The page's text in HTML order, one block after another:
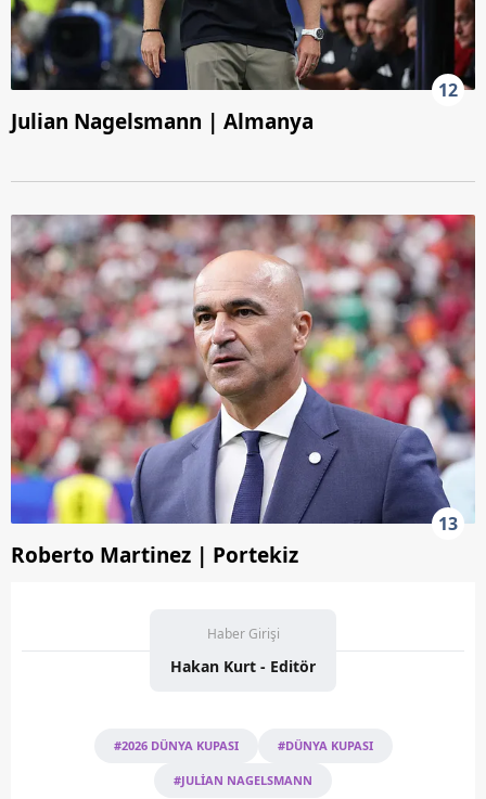
12
Julian Nagelsmann | Almanya
13
Roberto Martinez | Portekiz
Haber Girişi
Hakan Kurt - Editör
#2026 DÜNYA KUPASI #DÜNYA KUPASI
#JULİAN NAGELSMANN